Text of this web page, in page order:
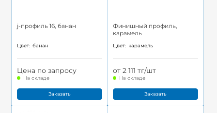
j-профиль 16, банан
Цвет: банан
Цена по запросу
На складе
Заказать
Финишный профиль,
карамель
Цвет: карамель
от 2 111 тг/шт
На складе
Заказать